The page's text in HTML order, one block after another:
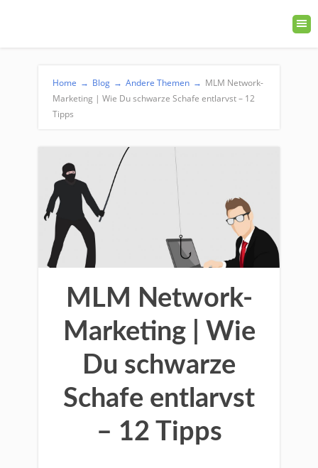
Home → Blog → Andere Themen → MLM Network-
Marketing | Wie Du schwarze Schafe entlarvst – 12
Tipps
MLM Network-
Marketing | Wie
Du schwarze
Schafe entlarvst
– 12 Tipps